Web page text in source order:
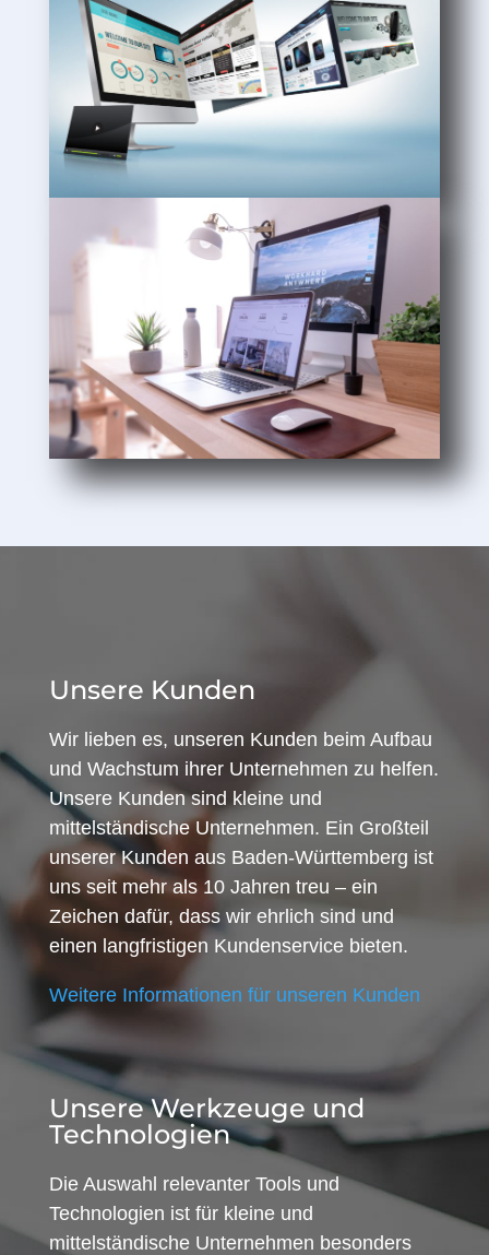
Unsere Kunden
Wir lieben es, unseren Kunden beim Aufbau
und Wachstum ihrer Unternehmen zu helfen.
Unsere Kunden sind kleine und
mittelständische Unternehmen. Ein Großteil
unserer Kunden aus Baden-Württemberg ist
uns seit mehr als 10 Jahren treu – ein
Zeichen dafür, dass wir ehrlich sind und
einen langfristigen Kundenservice bieten.
Weitere Informationen für unseren Kunden
Unsere Werkzeuge und
Technologien
Die Auswahl relevanter Tools und
Technologien ist für kleine und
mittelständische Unternehmen besonders